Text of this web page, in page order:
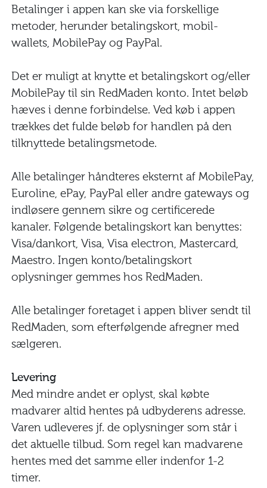
Betalinger i appen kan ske via forskellige
metoder, herunder betalingskort, mobil-
wallets, MobilePay og PayPal.
Det er muligt at knytte et betalingskort og/eller
MobilePay til sin RedMaden konto. Intet beløb
hæves i denne forbindelse. Ved køb i appen
trækkes det fulde beløb for handlen på den
tilknyttede betalingsmetode.
Alle betalinger håndteres eksternt af MobilePay,
Euroline, ePay, PayPal eller andre gateways og
indløsere gennem sikre og certificerede
kanaler. Følgende betalingskort kan benyttes:
Visa/dankort, Visa, Visa electron, Mastercard,
Maestro. Ingen konto/betalingskort
oplysninger gemmes hos RedMaden.
Alle betalinger foretaget i appen bliver sendt til
RedMaden, som efterfølgende afregner med
sælgeren.
Levering
Med mindre andet er oplyst, skal købte
madvarer altid hentes på udbyderens adresse.
Varen udleveres jf. de oplysninger som står i
det aktuelle tilbud. Som regel kan madvarene
hentes med det samme eller indenfor 1-2
timer.